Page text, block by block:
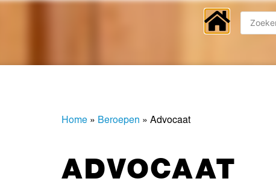
Home » Beroepen »Advocaat
ADVOCAAT